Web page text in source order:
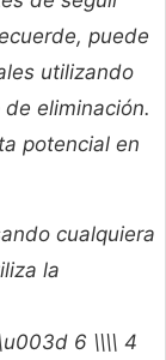
puede
utilizando
eliminación.
potencial en
cualquiera
la
6 \\\\ 4